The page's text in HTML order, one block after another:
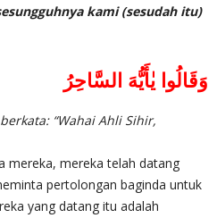
kami (sesudah itu)
وَقَالُوا يٰأَيُّهَ السَّاحِرُ
“Wahai Ahli Sihir,
mereka, mereka telah datang
pertolongan baginda untuk
yang datang itu adalah